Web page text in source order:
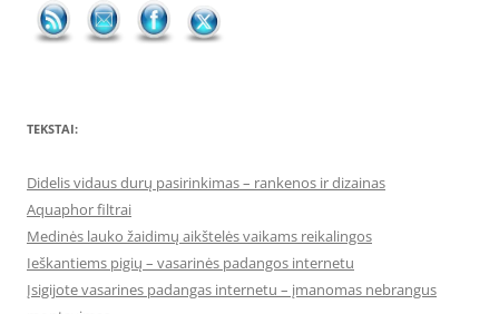
TEKSTAI:
Didelis vidaus durų pasirinkimas – rankenos ir dizainas
Aquaphor filtrai
Medinės lauko žaidimų aikštelės vaikams reikalingos
Ieškantiems pigių – vasarinės padangos internetu
Įsigijote vasarines padangas internetu – įmanomas nebrangus